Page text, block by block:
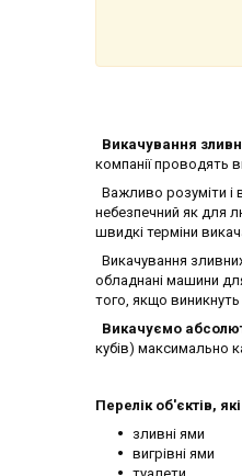
Викачування
компанії проводять
Важливо розуміти і
небезпечний як для
швидкі терміни
Викачування
обладнані машини
того, якщо виникнуть
Викачуємо
кубів) максимально
Перелік об'єктів,
зливні ями
вигрівні ями